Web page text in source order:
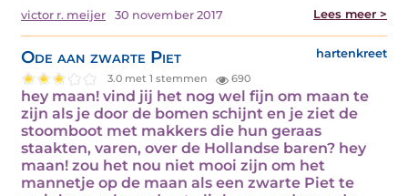
victor r. meijer 30 november 2017 Lees meer >
Ode aan zwarte Piet hartenkreet
3.0 met 1 stemmen 690
hey maan! vind jij het nog wel fijn om maan te
zijn als je door de bomen schijnt en je ziet de
stoomboot met makkers die hun geraas
staakten, varen, over de Hollandse baren? hey
maan! zou het nou niet mooi zijn om het
mannetje op de maan als een zwarte Piet te